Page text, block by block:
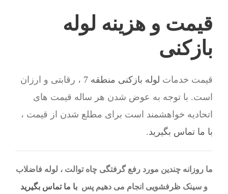
قیمت و هزینه لوله
بازکنی
قیمت خدمات لوله بازکنی منطقه 7
، رقابتی و ارزان
است. با توجه به عوض شدن هر ساله قیمت های
اتحادیه خواهشمند است برای مطلع شدن از قیمت ،
با ما تماس بگیرید.
ما روزانه چندین مورد رفع گرفتگی چاه توالت ، لوله فاضلاب
و سینک ظرفشویی انجام می دهیم پس با ما تماس بگیرید